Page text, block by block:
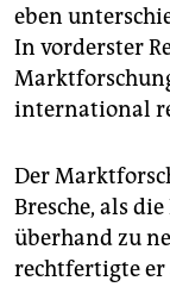
eben
In vorderster
international
Der
Bresche, als
überhand zu
rechtfertigte er